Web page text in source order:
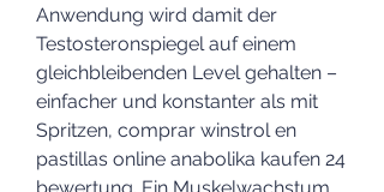
Anwendung wird damit der
Testosteronspiegel auf einem
gleichbleibenden Level gehalten –
einfacher und konstanter als mit
Spritzen, comprar winstrol en
pastillas online anabolika kaufen 24